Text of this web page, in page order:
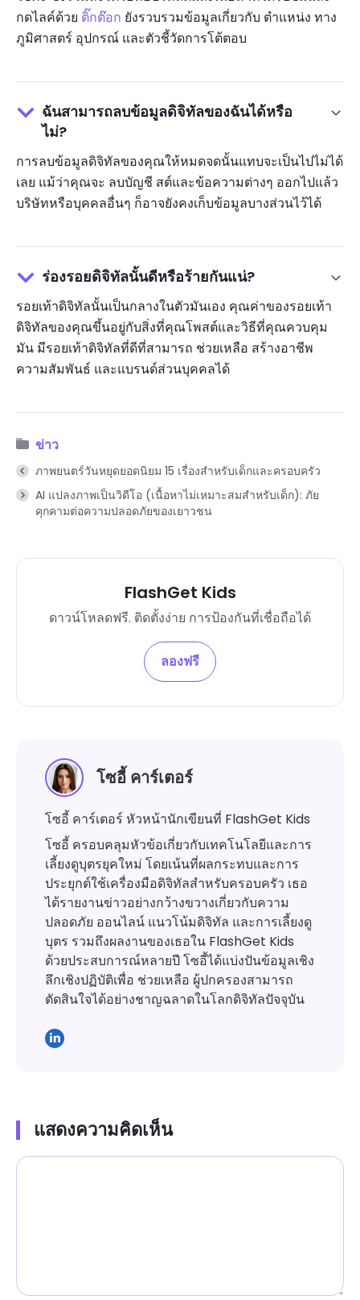
กดไลค์ด้วย ติ๊กต๊อก ยังรวบรวมข้อมูลเกี่ยวกับ ตำแหน่ง ทาง
ภูมิศาสตร์ อุปกรณ์ และตัวชี้วัดการโต้ตอบ
ฉันสามารถลบข้อมูลดิจิทัลของฉันได้หรือ
ไม่?
การลบข้อมูลดิจิทัลของคุณให้หมดจดนั้นแทบจะเป็นไปไม่ได้
เลย แม้ว่าคุณจะ ลบบัญชี สต์และข้อความต่างๆ ออกไปแล้ว
บริษัทหรือบุคคลอื่นๆ ก็อาจยังคงเก็บข้อมูลบางส่วนไว้ได้
ร่องรอยดิจิทัลนั้นดีหรือร้ายกันแน่?
รอยเท้าดิจิทัลนั้นเป็นกลางในตัวมันเอง คุณค่าของรอยเท้า
ดิจิทัลของคุณขึ้นอยู่กับสิ่งที่คุณโพสต์และวิธีที่คุณควบคุม
มัน มีรอยเท้าดิจิทัลที่ดีที่สามารถ ช่วยเหลือ สร้างอาชีพ
ความสัมพันธ์ และแบรนด์ส่วนบุคคลได้
ข่าว
ภาพยนตร์วันหยุดยอดนิยม 15 เรื่องสำหรับเด็กและครอบครัว
AI แปลงภาพเป็นวิดีโอ (เนื้อหาไม่เหมาะสมสำหรับเด็ก): ภัย
คุกคามต่อความปลอดภัยของเยาวชน
FlashGet Kids
ดาวน์โหลดฟรี. ติดตั้งง่าย การป้องกันที่เชื่อถือได้
ลองฟรี
โซอี้ คาร์เตอร์
โซอี้ คาร์เตอร์ หัวหน้านักเขียนที่ FlashGet Kids
โซอี้ ครอบคลุมหัวข้อเกี่ยวกับเทคโนโลยีและการ
เลี้ยงดูบุตรยุคใหม่ โดยเน้นที่ผลกระทบและการ
ประยุกต์ใช้เครื่องมือดิจิทัลสำหรับครอบครัว เธอ
ได้รายงานข่าวอย่างกว้างขวางเกี่ยวกับความ
ปลอดภัย ออนไลน์ แนวโน้มดิจิทัล และการเลี้ยงดู
บุตร รวมถึงผลงานของเธอใน FlashGet Kids
ด้วยประสบการณ์หลายปี โซอี้ได้แบ่งปันข้อมูลเชิง
ลึกเชิงปฏิบัติเพื่อ ช่วยเหลือ ผู้ปกครองสามารถ
ตัดสินใจได้อย่างชาญฉลาดในโลกดิจิทัลปัจจุบัน
แสดงความคิดเห็น